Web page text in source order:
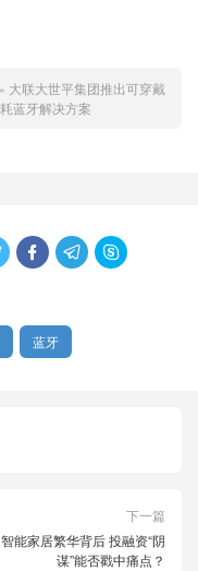
» 大联大世平集团推出可穿戴
蓝牙解决方案
  
蓝牙
下一篇
智能家居繁华背后 投融资“阴
谋”能否戳中痛点？